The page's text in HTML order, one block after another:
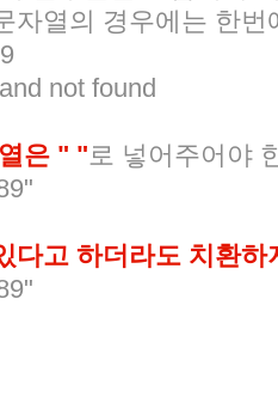
자열의 경우에는 한
not found
은 " "로 넣어주어야
다고 하더라도 치환하